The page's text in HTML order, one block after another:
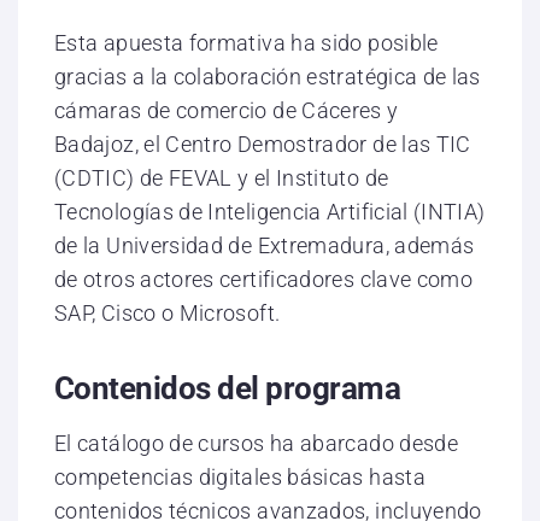
Esta apuesta formativa ha sido posible
gracias a la colaboración estratégica de las
cámaras de comercio de Cáceres y
Badajoz, el Centro Demostrador de las TIC
(CDTIC) de FEVAL y el Instituto de
Tecnologías de Inteligencia Artificial (INTIA)
de la Universidad de Extremadura, además
de otros actores certificadores clave como
SAP, Cisco o Microsoft.
Contenidos del programa
El catálogo de cursos ha abarcado desde
competencias digitales básicas hasta
contenidos técnicos avanzados, incluyendo